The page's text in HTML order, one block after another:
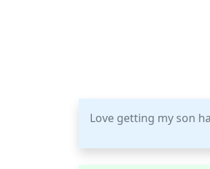
Love getting my son